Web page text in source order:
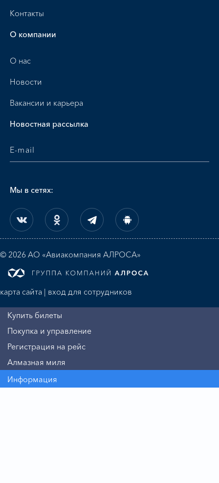
Контакты
О компании
О нас
Новости
Вакансии и карьера
Новостная рассылка
Мы в сетях:
© 2026 АО «Авиакомпания АЛРОСА»
карта сайта | вход для сотрудников
Купить билеты
Покупка и управление
Регистрация на рейс
Алмазная миля
Информация